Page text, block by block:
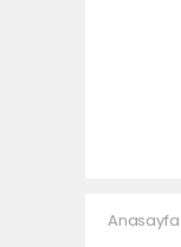
Anasayfa